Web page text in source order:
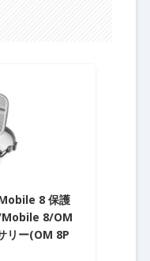
8 保護
8/OM
リー(OM 8P